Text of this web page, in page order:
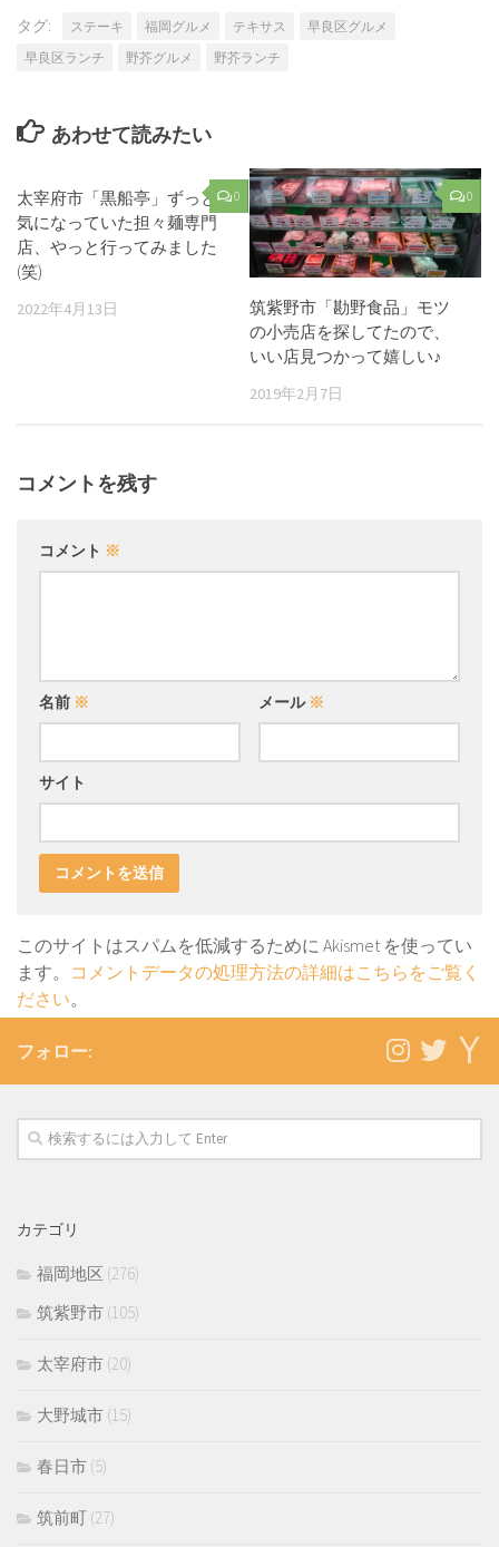
タグ: ステーキ 福岡グルメ テキサス
早良区グルメ
早良区ランチ
野芥グルメ 野芥ランチ
あわせて読みたい
0
太宰府市「黒船亭」ずっと
気になっていた担々麺専門
店、やっと行ってみました
(笑)
2022年4月13日
0
筑紫野市「勘野食品」モツ
の小売店を探してたので、
いい店見つかって嬉しい♪
2019年2月7日
コメントを残す
コメント ※
名前 ※ メール ※
サイト
このサイトはスパムを低減するために Akismet を使ってい
ます。 コメントデータの処理方法の詳細はこちらをご覧く
ださい。
フォロー:
カテゴリ
福岡地区 (276)
筑紫野市 (105)
太宰府市 (20)
大野城市 (15)
春日市 (5)
筑前町 (27)